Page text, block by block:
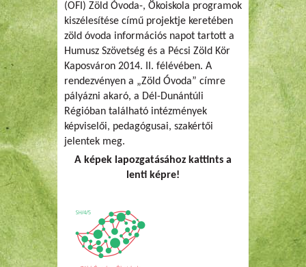
(OFI) Zöld Óvoda-, Ökoiskola programok
kiszélesítése című projektje keretében
zöld óvoda információs napot tartott a
Humusz Szövetség és a Pécsi Zöld Kör
Kaposváron 2014. II. félévében. A
rendezvényen a „Zöld Óvoda” címre
pályázni akaró, a Dél-Dunántúli
Régióban található intézmények
képviselői, pedagógusai, szakértői
jelentek meg.
A képek lapozgatásához kattints a
lenti képre!